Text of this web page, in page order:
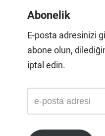
Abonelik
E-posta adresinizi
abone olun,
iptal edin.